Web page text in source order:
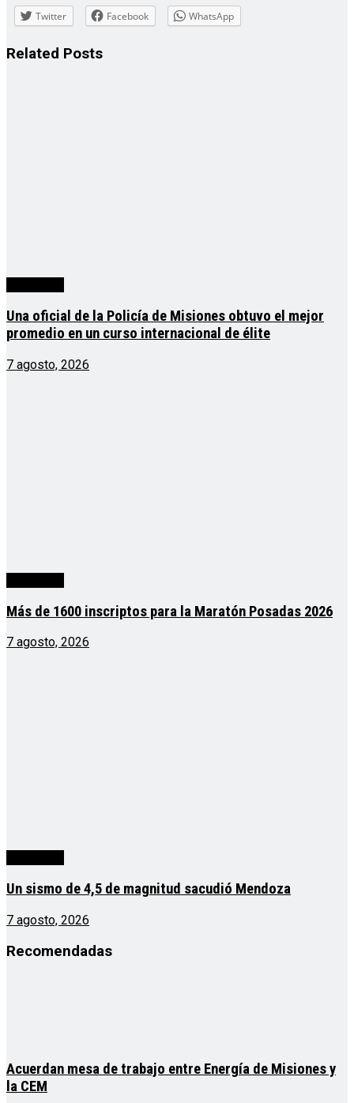
Twitter Facebook WhatsApp
Related Posts
Una oficial de la Policía de Misiones obtuvo el mejor
promedio en un curso internacional de élite
7 agosto, 2026
Más de 1600 inscriptos para la Maratón Posadas 2026
7 agosto, 2026
Un sismo de 4,5 de magnitud sacudió Mendoza
7 agosto, 2026
Recomendadas
Acuerdan mesa de trabajo entre Energía de Misiones y
la CEM